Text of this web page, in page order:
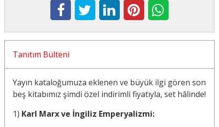
Tanıtım Bülteni
Yayın kataloğumuza eklenen ve büyük ilgi gören son
beş kitabımız şimdi özel indirimli fiyatıyla, set hâlinde!
1) Karl Marx ve İngiliz Emperyalizmi: